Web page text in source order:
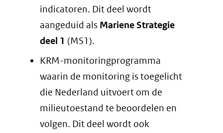
indicatoren. Dit deel wordt
aangeduid als Mariene Strategie
deel 1 (MS1).
KRM-monitoringprogramma
waarin de monitoring is toegelicht
die Nederland uitvoert om de
milieutoestand te beoordelen en
volgen. Dit deel wordt ook